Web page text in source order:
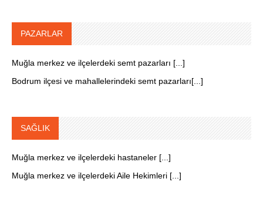
PAZARLAR
Muğla merkez ve ilçelerdeki semt pazarları [...]
Bodrum ilçesi ve mahallelerindeki semt pazarları[...]
SAĞLIK
Muğla merkez ve ilçelerdeki hastaneler [...]
Muğla merkez ve ilçelerdeki Aile Hekimleri [...]